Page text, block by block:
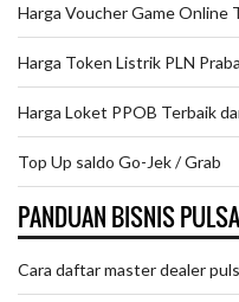
Harga Voucher Game Online
Harga Token Listrik PLN
Harga Loket PPOB Terbaik
Top Up saldo Go-Jek / Grab
PANDUAN BISNIS PULSA
Cara daftar master dealer